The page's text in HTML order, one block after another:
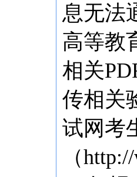
息无法
高等教
相关
传相关
试网考
（